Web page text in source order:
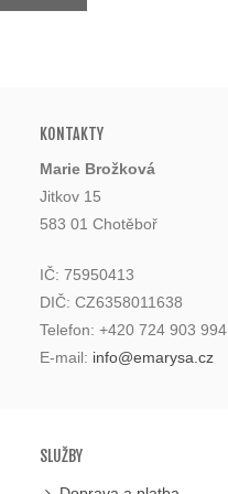
KONTAKTY
Marie Brožková
Jitkov 15
583 01 Chotěboř
IČ: 75950413
DIČ: CZ6358011638
Telefon: +420 724 903 994
E-mail: info@emarysa.cz
SLUŽBY